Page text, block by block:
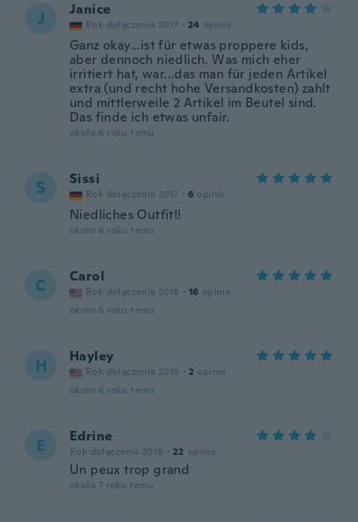
J Janice
Rok dołączenia 2017 · 24 opinie
Ganz okay...ist für etwas proppere kids,
aber dennoch niedlich. Was mich eher
irritiert hat, war...das man für jeden Artikel
extra (und recht hohe Versandkosten) zahlt
und mittlerweile 2 Artikel im Beutel sind.
Das finde ich etwas unfair.
około 6 roku temu
S Sissi
Rok dołączenia 2017 · 6 opinie
Niedliches Outfit!!
około 6 roku temu
C Carol
Rok dołączenia 2018 · 16 opinie
około 6 roku temu
H Hayley
Rok dołączenia 2019 · 2 opinie
około 6 roku temu
E Edrine
Rok dołączenia 2016 · 22 opinie
Un peux trop grand
około 7 roku temu